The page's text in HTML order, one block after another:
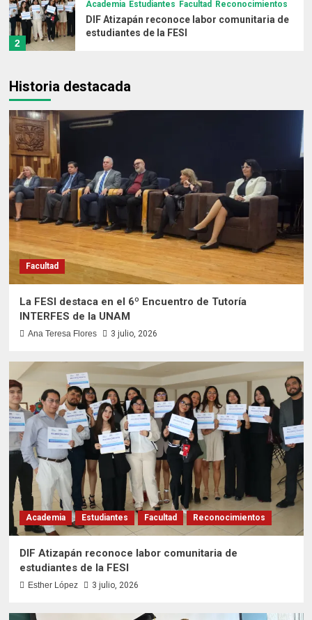
2
Academia Estudiantes Facultad Reconocimientos
DIF Atizapán reconoce labor comunitaria de
estudiantes de la FESI
3
Destacados
Enfermería formada en la UNAM
4
Investigación Proyectos
La FESI, referente internacional en el estudio
de los rotíferos
5
Actividades Docentes
Foro de Salud Global, referente nacional e
internacional
Facultad
Tutoría INTERFES de la UNAM
2
Academia Estudiantes Facultad Reconocimientos
DIF Atizapán reconoce labor comunitaria de
estudiantes de la FESI
3
Destacados Facultad
Nancy Viorato: Primera doctora en
Enfermería formada en la UNAM
Destacados Estudiantes Facultad Idiomas
Investigación
Proyectos
La FESI, referente internacional en el estudio
Actividades Docentes
Historia destacada
Facultad
La FESI destaca en el 6º Encuentro de Tutoría
INTERFES de la UNAM
Ana Teresa Flores 3 julio, 2026
Academia Estudiantes Facultad Reconocimientos
DIF Atizapán reconoce labor comunitaria de
estudiantes de la FESI
Esther López 3 julio, 2026